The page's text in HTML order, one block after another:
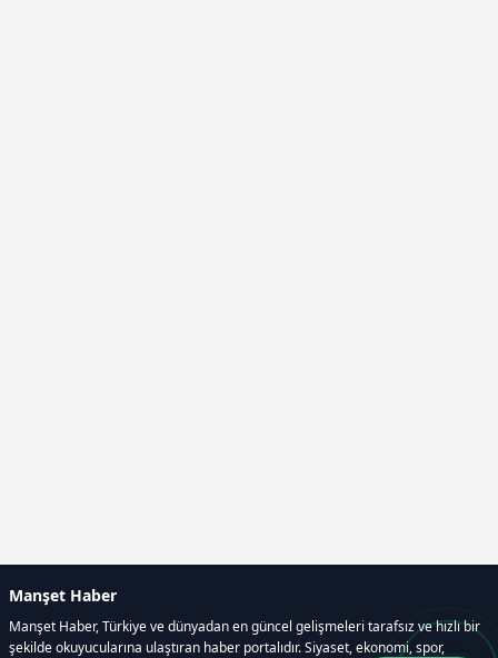
Manşet Haber
Manşet Haber, Türkiye ve dünyadan en güncel gelişmeleri tarafsız ve hızlı bir
şekilde okuyucularına ulaştıran haber portalıdır. Siyaset, ekonomi, spor,